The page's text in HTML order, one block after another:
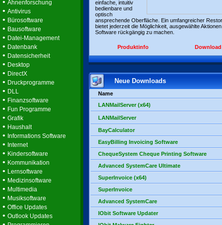
• Ahnenforschung
• Antivirus
• Bürosoftware
• Bausoftware
• Datei-Management
• Datenbank
• Datensicherheit
• Desktop
• DirectX
• Druckprogramme
• DLL
• Finanzsoftware
• Fun Programme
• Grafik
• Haushalt
• Informations Software
• Internet
• Kindersoftware
• Kommunikation
• Lernsoftware
• Medizinsoftware
• Multimedia
• Musiksoftware
• Office Updates
• Outlook Updates
einfache, intuitiv
bedienbare und
optisch
ansprechende Oberfläche. Ein umfangreicher
bietet jederzeit die Möglichkeit, ausgewählte
Software rückgängig zu machen.
Produktinfo Download
Neue Downloads
Name
LANMailServer (x64)
LANMailServer
BayCalculator
EasyBilling Invoicing Software
ChequeSystem Cheque Printing Software
Advanced SystemCare Ultimate
SuperInvoice (x64)
SuperInvoice
Advanced SystemCare
IObit Software Updater